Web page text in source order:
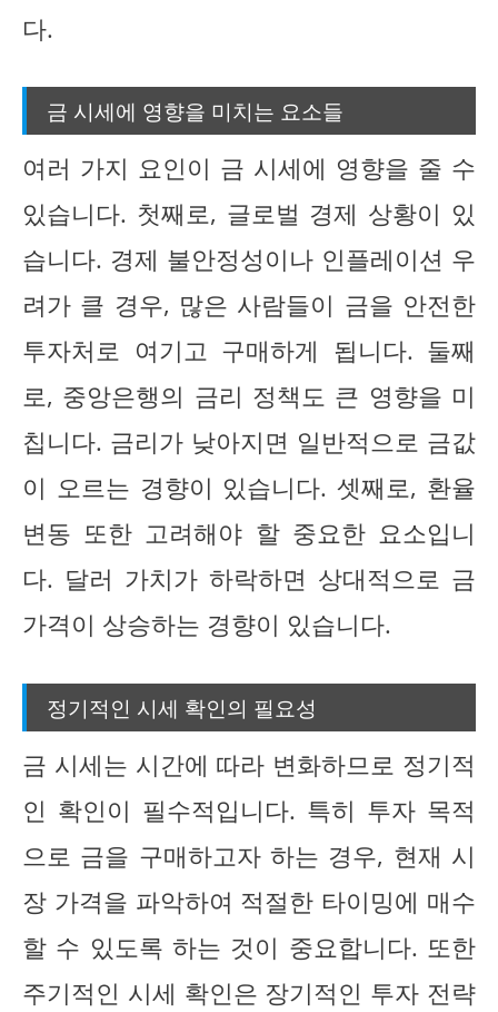
다.
금 시세에 영향을 미치는 요소들
여러 가지 요인이 금 시세에 영향을 줄 수
있습니다. 첫째로, 글로벌 경제 상황이 있
습니다. 경제 불안정성이나 인플레이션 우
려가 클 경우, 많은 사람들이 금을 안전한
투자처로 여기고 구매하게 됩니다. 둘째
로, 중앙은행의 금리 정책도 큰 영향을 미
칩니다. 금리가 낮아지면 일반적으로 금값
이 오르는 경향이 있습니다. 셋째로, 환율
변동 또한 고려해야 할 중요한 요소입니
다. 달러 가치가 하락하면 상대적으로 금
가격이 상승하는 경향이 있습니다.
정기적인 시세 확인의 필요성
금 시세는 시간에 따라 변화하므로 정기적
인 확인이 필수적입니다. 특히 투자 목적
으로 금을 구매하고자 하는 경우, 현재 시
장 가격을 파악하여 적절한 타이밍에 매수
할 수 있도록 하는 것이 중요합니다. 또한
주기적인 시세 확인은 장기적인 투자 전략